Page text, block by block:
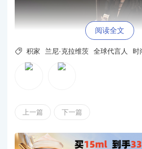
Reverso翻转系列腕表是兰尼最钟
典礼登台献艺。作为富有辨识度的设
阅读全文
 积家 兰尼·克拉维茨 全球代言人 时
上一篇 下一篇